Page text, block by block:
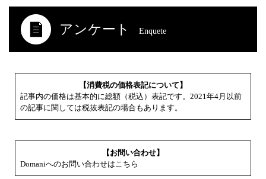
アンケート Enquete
【消費税の価格表記について】
記事内の価格は基本的に総額（税込）表記です。2021年4月以前
の記事に関しては税抜表記の場合もあります。
【お問い合わせ】
Domaniへのお問い合わせはこちら